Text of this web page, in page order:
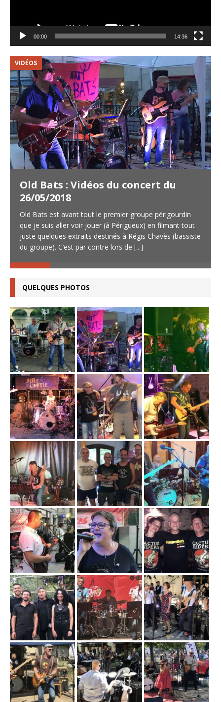
00:00 14:36
VIDÉOS
Old Bats : Vidéos du concert du
26/05/2018
Old Bats est avant tout le premier groupe périgourdin
que je suis aller voir jouer (à Périgueux) en filmant tout
juste quelques extraits destinés à Régis Chavès (bassiste
du groupe). C’est par contre lors de [...]
QUELQUES PHOTOS